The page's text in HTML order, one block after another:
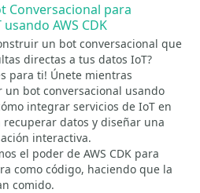
Conversacional para
AWS CDK
un bot conversacional que
directas a tus datos IoT?
para ti! Únete mientras
un bot conversacional usando
integrar servicios de IoT en
datos y diseñar una
interactiva.
el poder de AWS CDK para
como código, haciendo que la
comido.